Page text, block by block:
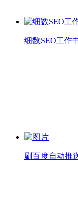
细数SEO工作
刷百度自动推